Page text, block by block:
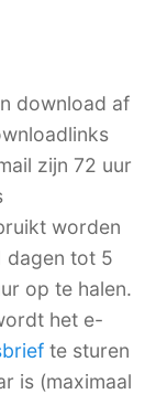
download af
zijn 72 uur
worden
dagen tot 5
op te halen.
het e-
te sturen
is (maximaal